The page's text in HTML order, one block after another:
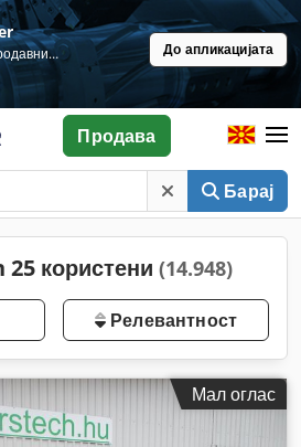
Бесплатно во продавница До апликацијата
Барај
Продава
користени (14.948)
Релевантност
Мал оглас